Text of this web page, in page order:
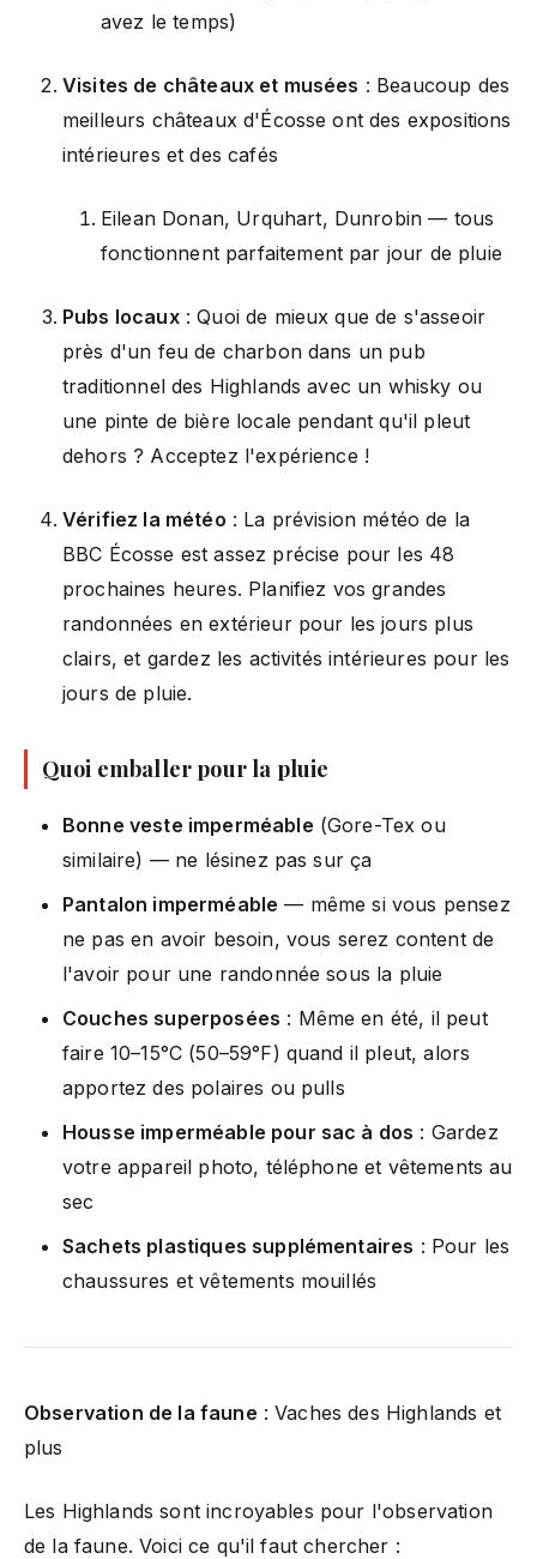
avez le temps)
Visites de châteaux et musées : Beaucoup des
meilleurs châteaux d'Écosse ont des expositions
intérieures et des cafés
Eilean Donan, Urquhart, Dunrobin — tous
fonctionnent parfaitement par jour de pluie
Pubs locaux: Quoi de mieux que de s'asseoir
près d'un feu de charbon dans un pub
traditionnel des Highlands avec un whisky ou
une pinte de bière locale pendant qu'il pleut
dehors ? Acceptez l'expérience !
Vérifiez la météo : La prévision météo de la
BBC Écosse est assez précise pour les 48
prochaines heures. Planifiez vos grandes
randonnées en extérieur pour les jours plus
clairs, et gardez les activités intérieures pour les
jours de pluie.
Quoi emballer pour la pluie
Bonne veste imperméable (Gore-Tex ou
similaire) — ne lésinez pas sur ça
Pantalon imperméable — même si vous pensez
ne pas en avoir besoin, vous serez content de
l'avoir pour une randonnée sous la pluie
Couches superposées : Même en été, il peut
faire 10–15°C (50–59°F) quand il pleut, alors
apportez des polaires ou pulls
Housse imperméable pour sac à dos : Gardez
votre appareil photo, téléphone et vêtements au
sec
Sachets plastiques supplémentaires : Pour les
chaussures et vêtements mouillés
Observation de la faune : Vaches des Highlands et
plus
Les Highlands sont incroyables pour l'observation
de la faune. Voici ce qu'il faut chercher :